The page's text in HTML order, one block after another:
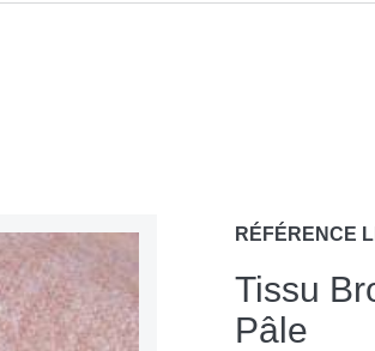
RÉFÉRENCE
Tissu
Pâle